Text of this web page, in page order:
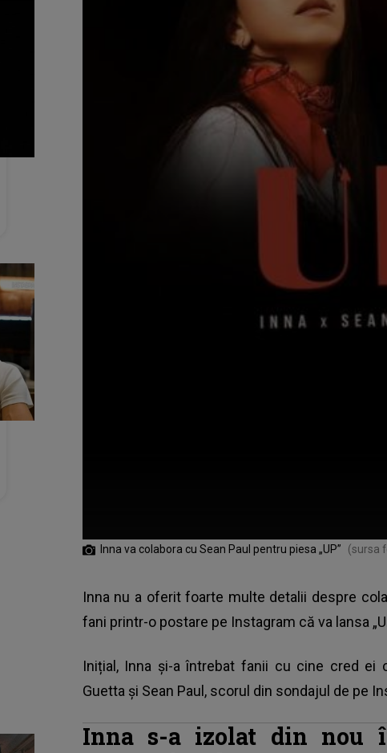
Inna va colabora cu Sean Paul pentru piesa „UP” (sursa
Inna nu a oferit foarte multe detalii despre
fani printr-o postare pe Instagram că va lansa
Inițial, Inna și-a întrebat fanii cu cine cred ei
Guetta și Sean Paul, scorul din sondajul de pe
Inna s-a izolat din nou